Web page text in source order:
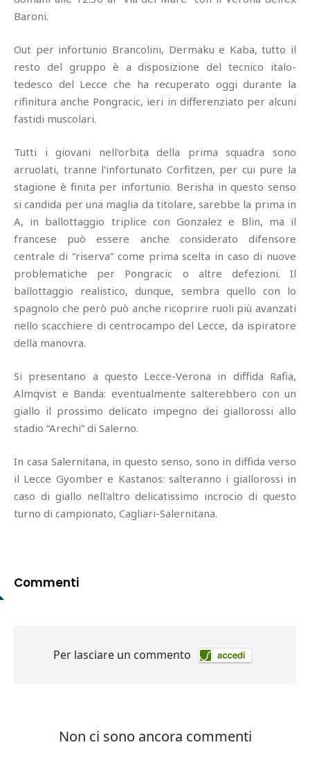
Baroni.
Out per infortunio Brancolini, Dermaku e Kaba, tutto il
resto del gruppo è a disposizione del tecnico italo-
tedesco del Lecce che ha recuperato oggi durante la
rifinitura anche Pongracic, ieri in differenziato per alcuni
fastidi muscolari.
Tutti i giovani nell'orbita della prima squadra sono
arruolati, tranne l'infortunato Corfitzen, per cui pure la
stagione è finita per infortunio. Berisha in questo senso
si candida per una maglia da titolare, sarebbe la prima in
A, in ballottaggio triplice con Gonzalez e Blin, ma il
francese può essere anche considerato difensore
centrale di “riserva” come prima scelta in caso di nuove
problematiche per Pongracic o altre defezioni. Il
ballottaggio realistico, dunque, sembra quello con lo
spagnolo che però può anche ricoprire ruoli più avanzati
nello scacchiere di centrocampo del Lecce, da ispiratore
della manovra.
Si presentano a questo Lecce-Verona in diffida Rafia,
Almqvist e Banda: eventualmente salterebbero con un
giallo il prossimo delicato impegno dei giallorossi allo
stadio “Arechi” di Salerno.
In casa Salernitana, in questo senso, sono in diffida verso
il Lecce Gyomber e Kastanos: salteranno i giallorossi in
caso di giallo nell'altro delicatissimo incrocio di questo
turno di campionato, Cagliari-Salernitana.
Commenti